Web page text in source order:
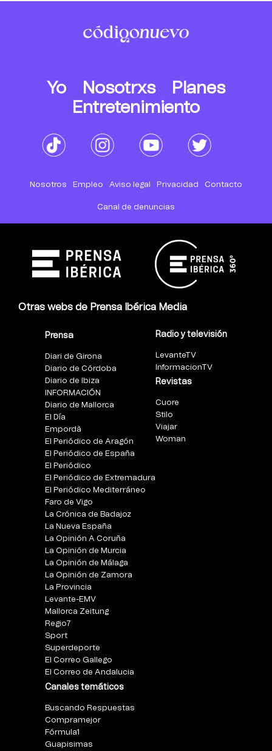
Yo Nosotrxs
Planes
Entretenimiento
Nosotros Empleo Aviso legal Privacidad Contacto
Canal de denuncias
Otras webs de Prensa Ibérica Media
Prensa
Diari de Girona
Diario de Córdoba
Diario de Ibiza
INFORMACIÓN
Diario de Mallorca
El Día
Empordà
El Periódico de Aragón
El Periódico de España
El Periódico
El Periódico de Extremadura
El Periódico Mediterráneo
Faro de Vigo
La Crónica de Badajoz
La Nueva España
La Opinión A Coruña
La Opinión de Murcia
La Opinión de Málaga
La Opinión de Zamora
La Provincia
Levante-EMV
Mallorca Zeitung
Regio7
Sport
Superdeporte
El Correo Gallego
El Correo de Andalucia
Canales temáticos
Buscando Respuestas
Compramejor
Fórmula1
Guapisimas
Radio y televisión
LevanteTV
InformacionTV
Revistas
Cuore
Stilo
Viajar
Woman